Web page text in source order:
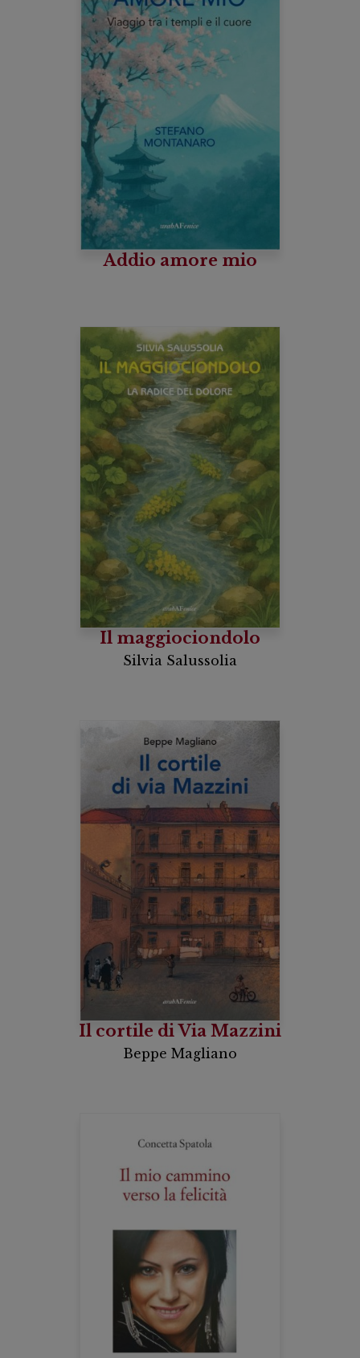
Addio amore mio
Il maggiociondolo
Silvia Salussolia
Il cortile di Via Mazzini
Beppe Magliano